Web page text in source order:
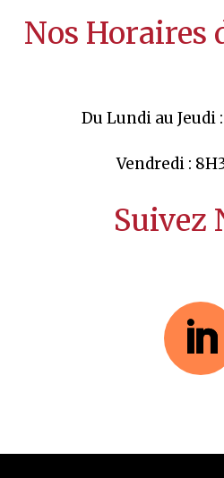
Nos Horaires
Du Lundi au Jeudi
Vendredi :
Suivez